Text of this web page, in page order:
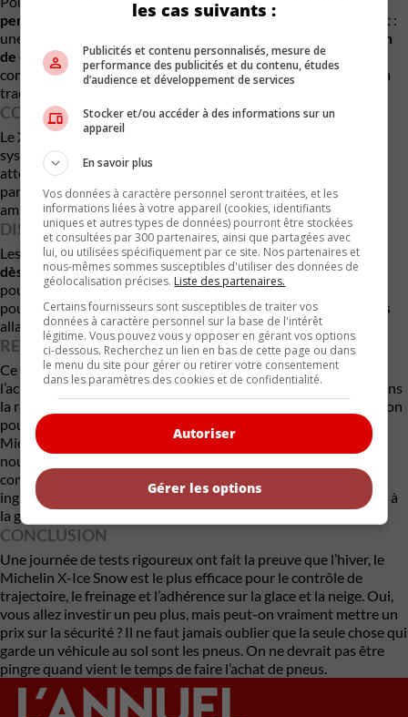
perte d’énergie
, réduisant la résistance au roulement. Résultat :
une
amélioration pouvant atteindre 34 % de la consommation
de carburant ou de l’autonomie des véhicules électriques
comparativement aux principaux rivaux, sans compromis sur la
traction hivernale.
CONFORT ACOUSTIQUE EN PRIME
Le X-Ice Snow+ intègre aussi la technologie
système exclusif visant à réduire le bruit de roulement. Une
attention bienvenue pour les longs trajets hivernaux,
particulièrement à bord de véhicules électriques, où le silence
amplifie les bruits de pneus.
DISPONIBILITÉ ET COMPATIBILITÉ
Les détaillants pourront commander leMichelin X-Ice Snow+
dès mai 2026, en vue de la saison hivernale 2026. Il sera offert
pour les berlines, multisegments, VUS, camionnettes ainsi que
pour les véhicules hybrides et électriques, dans des dimensions
allant de15 à 23 pouces .
RECETTE AMÉLIORÉE
Ce n’est pas visuellement que vous verrez la différence entre
l’actuel X-Ice Snow et le nouveau X-Ice Snow +. Le secret est dans
la recette. Michelin a baptisé ce processus Chemical Grip que l’on
pourrait traduire par l’adhérence chimique. Naturellement,
Michelin garde jalousement le secret de cette recette. Ce que
nous pouvons dire c’est que la compagnie a raffinée sa recette
composée de silice et de noir de carbone ainsi que d’autres
ingrédients pour créer un composé qui colle mieux à la neige et à
la glace pour des performances accrues en hiver.
CONCLUSION
Une journée de tests rigoureux ont fait la preuve que l’hiver, le
Michelin X-Ice Snow est le plus efficace pour le contrôle de
trajectoire, le freinage et l’adhérence sur la glace et la neige. Oui,
vous allez investir un peu plus, mais peut-on vraiment mettre un
prix sur la sécurité ? Il ne faut jamais oublier que la seule chose qui
garde un véhicule au sol sont les pneus. On ne devrait pas être
pingre quand vient le temps de faire l’achat de pneus.
les cas suivants :
Publicités et contenu personnalisés, mesure de
performance des publicités et du contenu, études
d’audience et développement de services
Stocker et/ou accéder à des informations sur un
appareil
En savoir plus
Vos données à caractère personnel seront traitées, et les
informations liées à votre appareil (cookies, identifiants
uniques et autres types de données) pourront être stockées
et consultées par 300 partenaires, ainsi que partagées avec
lui, ou utilisées spécifiquement par ce site. Nos partenaires et
nous-mêmes sommes susceptibles d'utiliser des données de
géolocalisation précises. Liste des partenaires.
Certains fournisseurs sont susceptibles de traiter vos
données à caractère personnel sur la base de l'intérêt
légitime. Vous pouvez vous y opposer en gérant vos options
ci-dessous. Recherchez un lien en bas de cette page ou dans
le menu du site pour gérer ou retirer votre consentement
dans les paramètres des cookies et de confidentialité.
Autoriser
Gérer les options